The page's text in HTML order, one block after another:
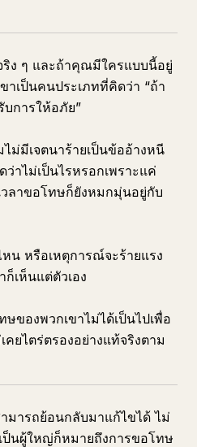
ง ๆ และถ้าคุณมีใครแบบนี้อยู่
าเป็นคนประเภทที่คิดว่า “ถ้า
การให้อภัย”
ม่มีเจตนาร้ายเป็นข้ออ้างหนี
าไม่เป็นไรหรอกเพราะแค่
วลาขอโทษก็ยังหมกมุ่นอยู่กับ
น หรือเหตุการณ์จะร้ายแรง
เห็นแต่ตัวเอง
ของพวกเขาไม่ได้เป็นไปเพื่อ
คยไตร่ตรองอย่างแท้จริงตาม
มารถย้อนกลับมาแก้ไขได้ ไม่
ป็นผู้ใหญ่ก็หมายถึงการขอโทษ